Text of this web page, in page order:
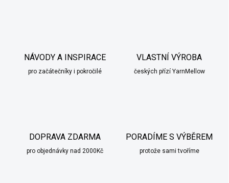
NÁVODY A INSPIRACE
pro začátečníky i pokročilé
VLASTNÍ VÝROBA
českých přízí YarnMellow
DOPRAVA ZDARMA
pro objednávky nad 2000Kč
PORADÍME S VÝBĚREM
protože sami tvoříme